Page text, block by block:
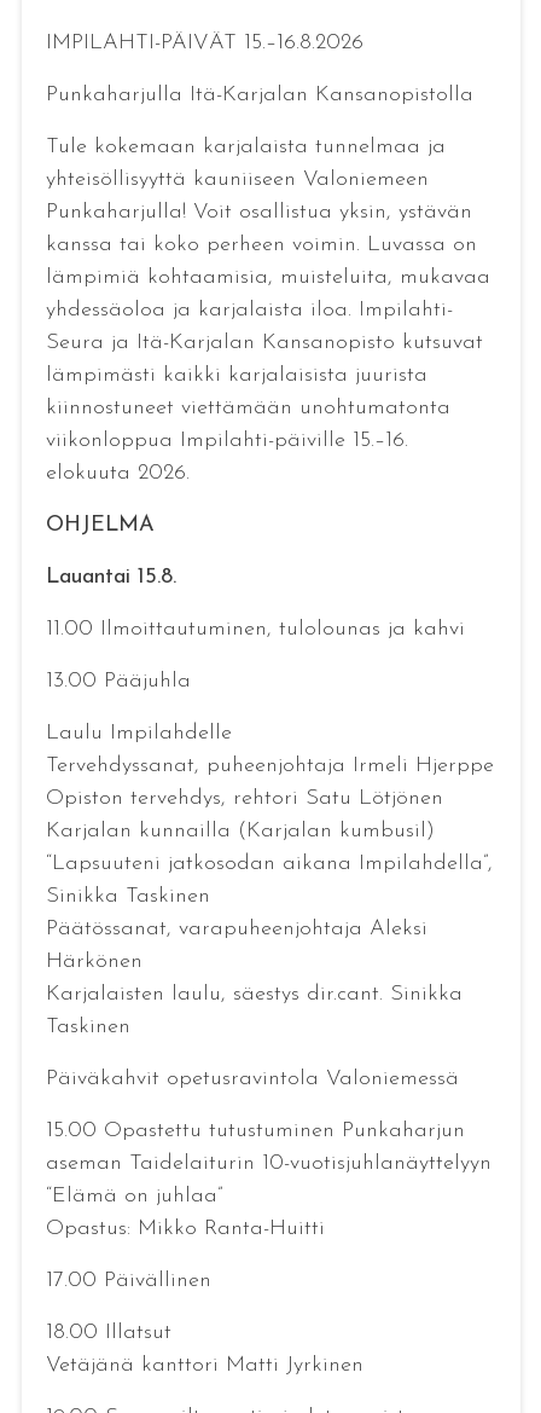
IMPILAHTI-PÄIVÄT 15.–16.8.2026
Punkaharjulla Itä-Karjalan Kansanopistolla
Tule kokemaan karjalaista tunnelmaa ja
yhteisöllisyyttä kauniiseen Valoniemeen
Punkaharjulla! Voit osallistua yksin, ystävän
kanssa tai koko perheen voimin. Luvassa on
lämpimiä kohtaamisia, muisteluita, mukavaa
yhdessäoloa ja karjalaista iloa. Impilahti-
Seura ja Itä-Karjalan Kansanopisto kutsuvat
lämpimästi kaikki karjalaisista juurista
kiinnostuneet viettämään unohtumatonta
viikonloppua Impilahti-päiville 15.–16.
elokuuta 2026.
OHJELMA
Lauantai 15.8.
11.00 Ilmoittautuminen, tulolounas ja kahvi
13.00 Pääjuhla
Laulu Impilahdelle
Tervehdyssanat, puheenjohtaja Irmeli Hjerppe
Opiston tervehdys, rehtori Satu Lötjönen
Karjalan kunnailla (Karjalan kumbusil)
“Lapsuuteni jatkosodan aikana Impilahdella”,
Sinikka Taskinen
Päätössanat, varapuheenjohtaja Aleksi
Härkönen
Karjalaisten laulu, säestys dir.cant. Sinikka
Taskinen
Päiväkahvit opetusravintola Valoniemessä
15.00 Opastettu tutustuminen Punkaharjun
aseman Taidelaiturin 10-vuotisjuhlanäyttelyyn
“Elämä on juhlaa”
Opastus: Mikko Ranta-Huitti
17.00 Päivällinen
18.00 Illatsut
Vetäjänä kanttori Matti Jyrkinen